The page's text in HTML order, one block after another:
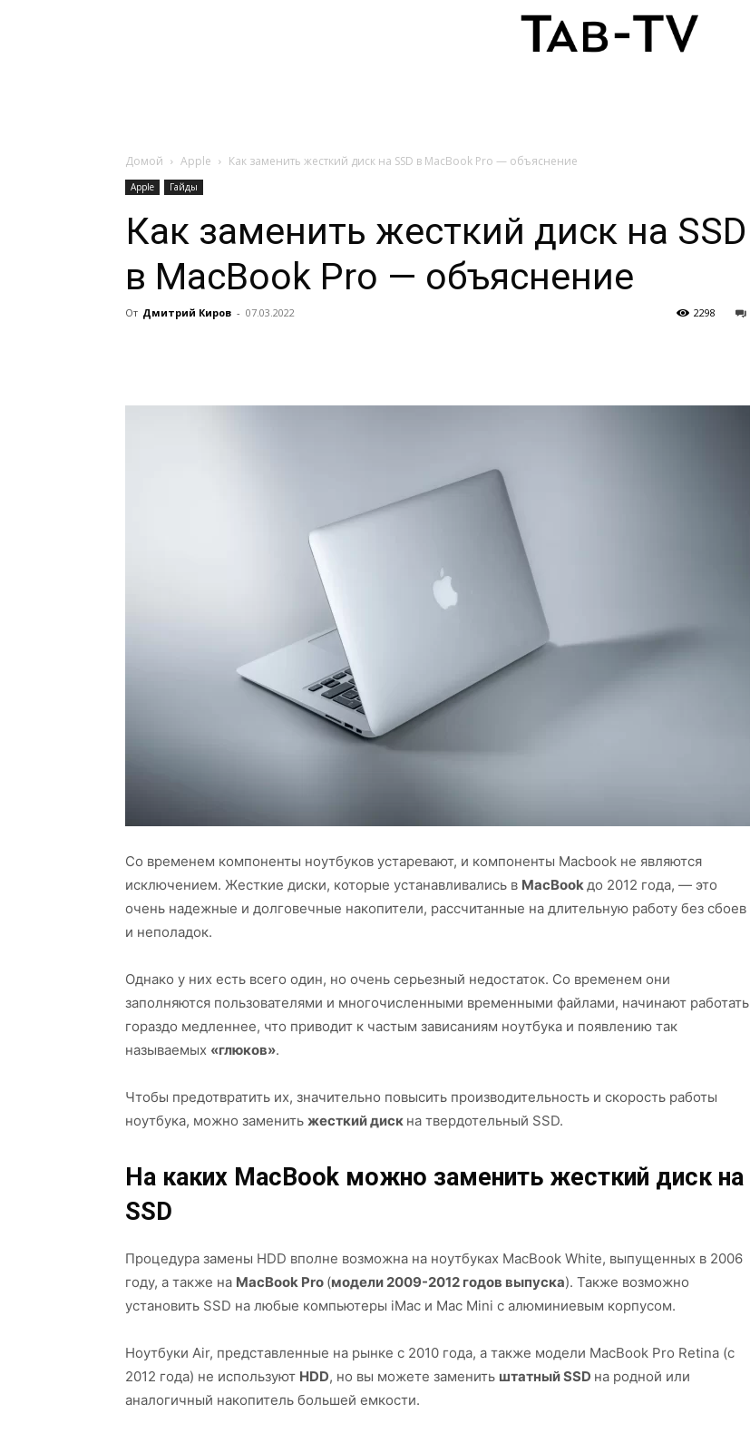
Домой Apple Как заменить жесткий диск на SSD в MacBook Pro — объяснение
Apple Гайды
Как заменить жесткий диск на SSD
в MacBook Pro — объяснение
От Дмитрий Киров - 07.03.2022 2298
Со временем компоненты ноутбуков устаревают, и компоненты Macbook не являются
исключением. Жесткие диски, которые устанавливались в MacBookдо 2012 года, — это
очень надежные и долговечные накопители, рассчитанные на длительную работу без сбоев
и неполадок.
Однако у них есть всего один, но очень серьезный недостаток. Со временем они
заполняются пользователями и многочисленными временными файлами, начинают работать
гораздо медленнее, что приводит к частым зависаниям ноутбука и появлению так
называемых «глюков».
Чтобы предотвратить их, значительно повысить производительность и скорость работы
ноутбука, можно заменить жесткий диск на твердотельный SSD.
На каких MacBook можно заменить жесткий диск на
SSD
Процедура замены HDD вполне возможна на ноутбуках MacBook White, выпущенных в 2006
году, а также на MacBook Pro (модели 2009-2012 годов выпуска). Также возможно
установить SSD на любые компьютеры iMac и Mac Mini с алюминиевым корпусом.
Ноутбуки Air, представленные на рынке с 2010 года, а также модели MacBook Pro Retina (с
2012 года) не используют HDD, но вы можете заменить штатный SSD на родной или
аналогичный накопитель большей емкости.